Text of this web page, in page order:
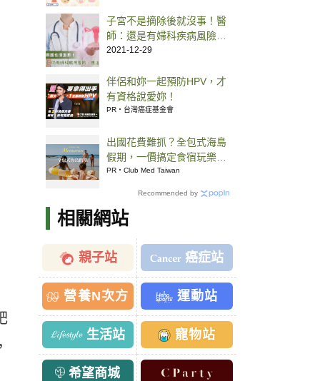
子宮不是摘除後就沒事！醫
師：還是有婦科疾病風險、
視情況補充雌激素
2021-12-29
伴侶和妳一起預防HPV，才
有資格說愛妳！
PR・台灣癌症基金會
出國花費難抓？全包式海島
假期，一價搞定食宿玩樂，
省錢更省心！
PR・Club Med Taiwan
Recommended by
相關網站
親子站 癌症站
營養N次方 運動站
生活站 寵物站
希望商城